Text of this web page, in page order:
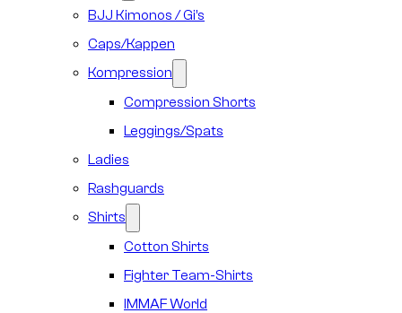
BJJ Kimonos / Gi’s
Caps/Kappen
Kompression
Compression Shorts
Leggings/Spats
Ladies
Rashguards
Shirts
Cotton Shirts
Fighter Team-Shirts
IMMAF World